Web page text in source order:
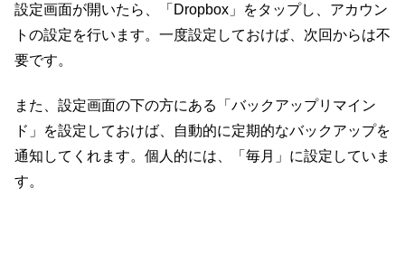
設定画面が開いたら、「Dropbox」をタップし、アカウン
トの設定を行います。一度設定しておけば、次回からは不
要です。
また、設定画面の下の方にある「バックアップリマイン
ド」を設定しておけば、自動的に定期的なバックアップを
通知してくれます。個人的には、「毎月」に設定していま
す。